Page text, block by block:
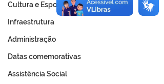
Cultura e Esporte
Infraestrutura
Administração
Datas comemorativas
Assistência Social